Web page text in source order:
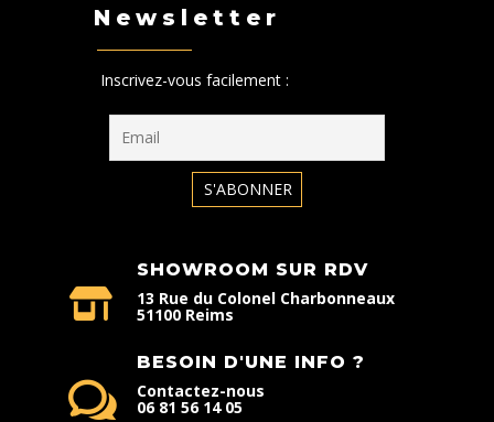
Newsletter
Inscrivez-vous facilement :
SHOWROOM SUR RDV
13 Rue du Colonel Charbonneaux
51100 Reims
BESOIN D'UNE INFO ?
Contactez-nous
06 81 56 14 05